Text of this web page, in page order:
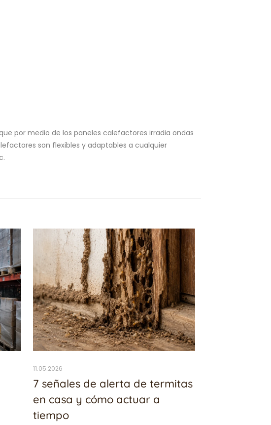
por medio de los paneles calefactores irradia ondas
son flexibles y adaptables a cualquier
11.05.2026
7 señales de alerta de termitas
en casa y cómo actuar a
tiempo